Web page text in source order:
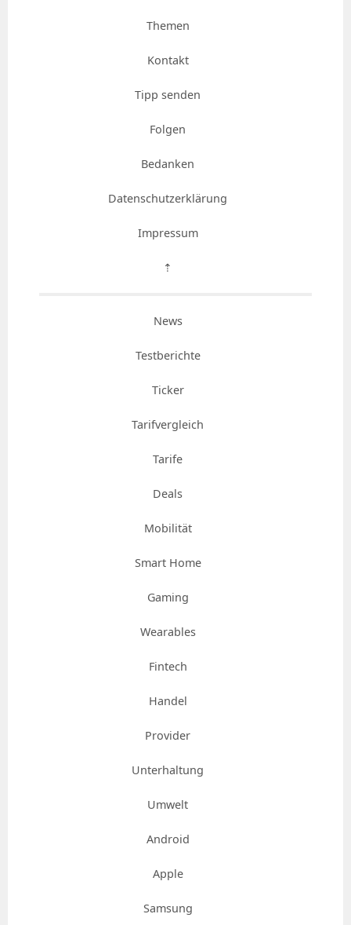
Themen
Kontakt
Tipp senden
Folgen
Bedanken
Datenschutzerklärung
Impressum
⇡
News
Testberichte
Ticker
Tarifvergleich
Tarife
Deals
Mobilität
Smart Home
Gaming
Wearables
Fintech
Handel
Provider
Unterhaltung
Umwelt
Android
Apple
Samsung